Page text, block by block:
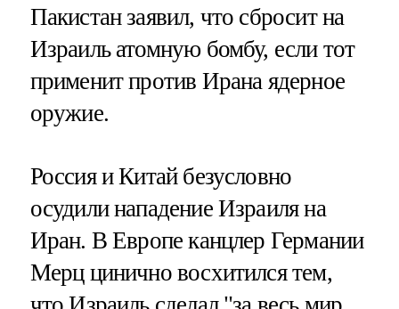
Пакистан заявил, что сбросит на
Израиль атомную бомбу, если тот
применит против Ирана ядерное
оружие.
Россия и Китай безусловно
осудили нападение Израиля на
Иран. В Европе канцлер Германии
Мерц цинично восхитился тем,